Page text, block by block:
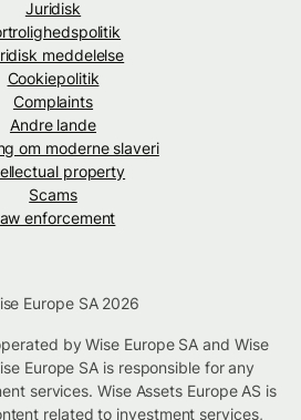
Juridisk
meddelelse
Cookiepolitik
Complaints
Andre lande
om moderne slaveri
property
Scams
enforcement
Europe SA 2026
by Wise Europe SA and Wise
Europe SA is responsible for any
services. Wise Assets Europe AS is
related to investment services,